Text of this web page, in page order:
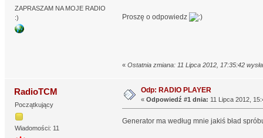
ZAPRASZAM NA MOJE RADIO
:)
Proszę o odpowiedz
« Ostatnia zmiana: 11 Lipca 2012, 17:35:42
RadioTCM
Początkujący
Wiadomości: 11
Odp: RADIO PLAYER
« Odpowiedź #1 dnia: 11 Lipca 2012,
Generator ma według mnie jakiś bład